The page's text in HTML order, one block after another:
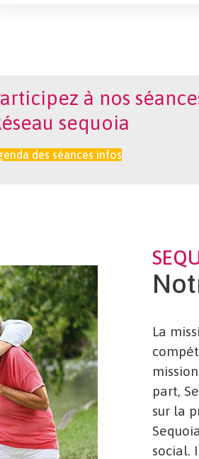
à nos
sequoia
des séances infos
La
part,
sur la
social.